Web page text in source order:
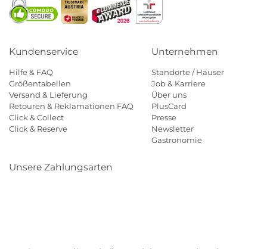
Kundenservice
Hilfe & FAQ
Größentabellen
Versand & Lieferung
Retouren & Reklamationen FAQ
Click & Collect
Click & Reserve
Unternehmen
Standorte / Häuser
Job & Karriere
Über uns
PlusCard
Presse
Newsletter
Gastronomie
Unsere Zahlungsarten